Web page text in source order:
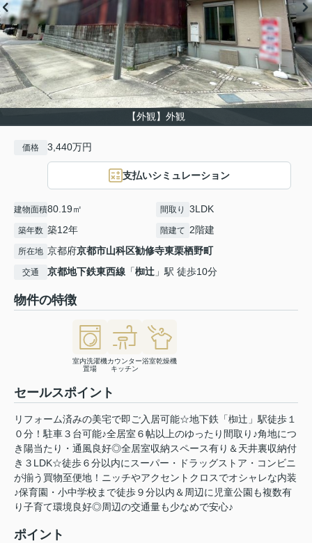
【外観】外観
価格 3,440万円
支払いシミュレーション
建物面積80.19㎡ 間取り 3LDK
築年数 築12年 階建て 2階建
所在地 京都府京都市山科区勧修寺東栗栖野町
交通 京都地下鉄東西線 「椥辻 」駅 徒歩10分
物件の特徴
室内洗濯機
置場
カウンター
キッチン
浴室乾燥機
セールスポイント
リフォーム済みの美宅で即ご入居可能☆地下鉄「椥辻」駅徒歩１
０分！駐車３台可能♪全居室６帖以上のゆったり間取り♪角地につ
き陽当たり・通風良好◎全居室収納スペース有り＆天井裏収納付
き３LDK☆徒歩６分以内にスーパー・ドラッグストア・コンビニ
が揃う買物至便地！ニッチやアクセントクロスでオシャレな内装
♪保育園・小中学校まで徒歩９分以内＆周辺に児童公園も複数有
り子育て環境良好◎周辺の交通量も少なめで安心♪
ポイント